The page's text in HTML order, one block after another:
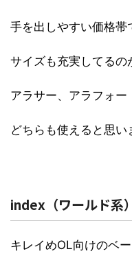
手を出しやすい価格帯
サイズも充実してるの
アラサー、アラフォー
どちらも使えると思い
index（ワールド系）
キレイめOL向けのベ